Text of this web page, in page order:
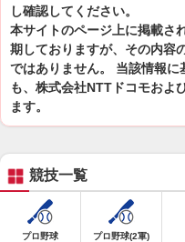
し確認してください。
本サイトのページ上に掲載さ
期しておりますが、その内容
ではありません。 当該情報
も、株式会社NTTドコモおよ
ます。
競技一覧
プロ野球 プロ野球(2軍)